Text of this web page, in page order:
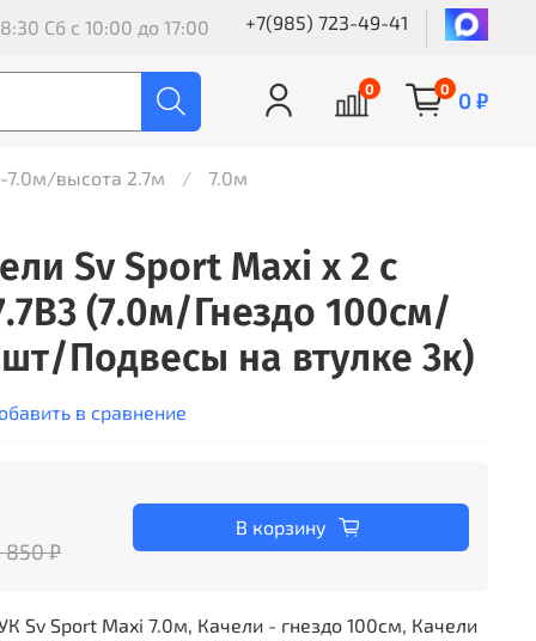
Сб с 10:00 до 17:00 +7(985) 723-49-41
0 0 0 ₽
7.0м/высота 2.7м 7.0м
Sv Sport Maxi х 2 с
(7.0м/Гнездо 100см/
Подвесы на втулке 3к)
в сравнение
850 ₽
В корзину
Sv Sport Maxi 7.0м, Качели - гнездо 100см, Качели